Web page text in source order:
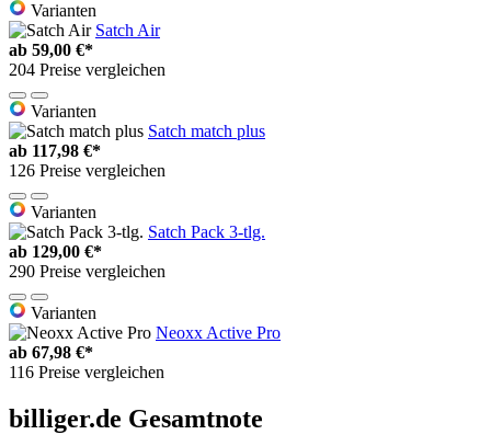
Varianten
Satch Air
ab 59,00 €*
204 Preise vergleichen
Varianten
Satch match plus
ab 117,98 €*
126 Preise vergleichen
Varianten
Satch Pack 3-tlg.
ab 129,00 €*
290 Preise vergleichen
Varianten
Neoxx Active Pro
ab 67,98 €*
116 Preise vergleichen
billiger.de Gesamtnote